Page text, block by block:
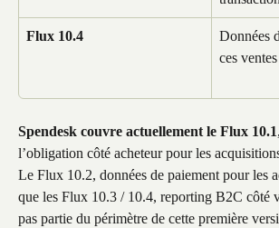
Flux 10.4
Données
ces
Spendesk couvre actuellement le Flux 10.1
l’obligation côté acheteur pour les
Le Flux 10.2, données de paiement pour les
que les Flux 10.3 / 10.4, reporting B2C côté
pas partie du périmètre de cette première